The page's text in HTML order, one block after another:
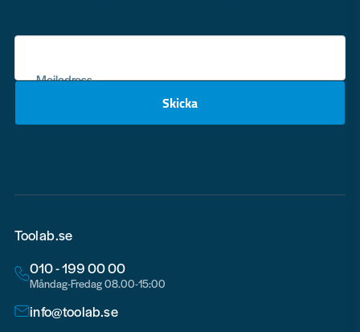
Mejladress
Skicka
Toolab.se
010 - 199 00 00
Måndag-Fredag 08.00-15:00
info@toolab.se